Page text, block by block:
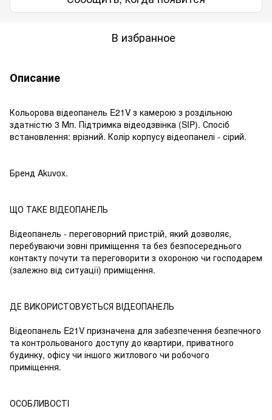
В избранное
Описание
Кольорова відеопанель E21V з камерою з роздільною
здатністю 3 Мп. Підтримка відеодзвінка (SIP). Спосіб
встановлення: врізний. Колір корпусу відеопанелі - сірий.
Бренд Akuvox.
ЩО ТАКЕ ВІДЕОПАНЕЛЬ
Відеопанель - переговорний пристрій, який дозволяє,
перебуваючи зовні приміщення та без безпосереднього
контакту почути та переговорити з охороною чи господарем
(залежно від ситуації) приміщення.
ДЕ ВИКОРИСТОВУЄТЬСЯ ВІДЕОПАНЕЛЬ
Відеопанель E21V призначена для забезпечення безпечного
та контрольованого доступу до квартири, приватного
будинку, офісу чи іншого житлового чи робочого
приміщення.
ОСОБЛИВОСТІ